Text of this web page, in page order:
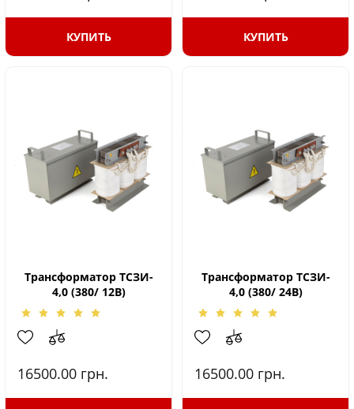
КУПИТЬ КУПИТЬ
Трансформатор ТСЗИ-
4,0 (380/ 12В)
16500.00 грн.
Трансформатор ТСЗИ-
4,0 (380/ 24В)
16500.00 грн.